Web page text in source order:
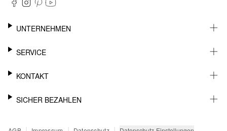
UNTERNEHMEN
KARRIERE
BARRIEREFREIHEIT
SERVICE
WHATSAPP
MEIN KONTO
KONTAKT
SUPPORT
SICHER BEZAHLEN